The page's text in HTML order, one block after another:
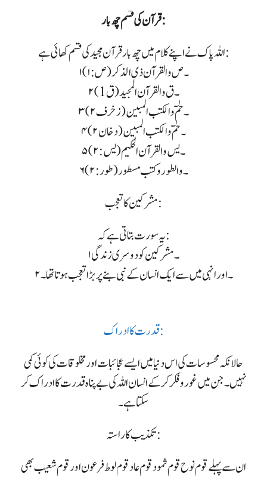
قرآن کی قسم چھ بار:
اللہ پاک نے اپنے کلام میں چھ بار قرآن مجید کی قسم کھائی ہے:
۱۔ ص والقرآن ذى الذكر (ص: ۱)
۲۔ ق والقرآن المجيد (ق 1)
۳۔ حٰمٓ والكتب المبين (زخرف ۲)
۴۔ حٰمٓ والكتب المبين (دخان ۲)
۵۔ يس والقرآن الحكيم (يس:۲)
۶۔ والطور وكتب مسطور (طور :۲)
مشرکین کا تعجب:
یہ سورت بتاتی ہے کہ:
۱۔ مشرکین کو دوسری زندگی
۲۔ اور انہی میں سے ایک انسان کے نبی بنے پر بڑا تعجب ہوتا تھا۔
قدرت کا ادراک :
حالانکہ محسوسات کی اس دنیا میں ایسے عجائبات اور مخلوقات کی کوئی کمی
نہیں۔ جن میں غور وفکر کر کے انسان اللہ کی بے پناہ قدرت کا ادراک کر
سکتا ہے۔
تکذیب کا راستہ :
ان سے پہلے قوم نوح قوم ثمود قوم عاد قوم لوط فرعون اور قوم شعیب بھی